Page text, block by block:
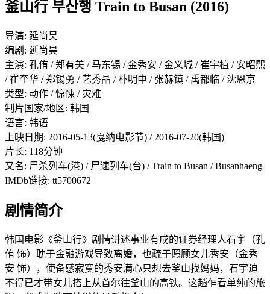
釜山行 부산행 Train to Busan (2016)
导演: 延尚昊
编剧: 延尚昊
主演: 孔侑 / 郑有美 / 马东锡 / 金秀安 / 金义城 / 崔宇植 / 安昭熙
/ 崔奎华 / 郑锡勇 / 艺秀晶 / 朴明申 / 张赫镇 / 禹都临 / 沈恩京
类型: 动作 / 惊悚 / 灾难
制片国家/地区: 韩国
语言: 韩语
上映日期: 2016-05-13(戛纳电影节) / 2016-07-20(韩国)
片长: 118分钟
又名: 尸杀列车(港) / 尸速列车(台) / Train to Busan / Busanhaeng
IMDb链接: tt5700672
剧情简介
韩国电影《釜山行》剧情讲述事业有成的证券经理人石宇（孔
侑 饰）耽于金融游戏导致离婚，也疏于照顾女儿秀安（金秀
安 饰），使备感寂寞的秀安满心只想去釜山找妈妈，石宇迫
不得已才带女儿搭上从首尔往釜山的高铁。这趟乍看单纯的旅